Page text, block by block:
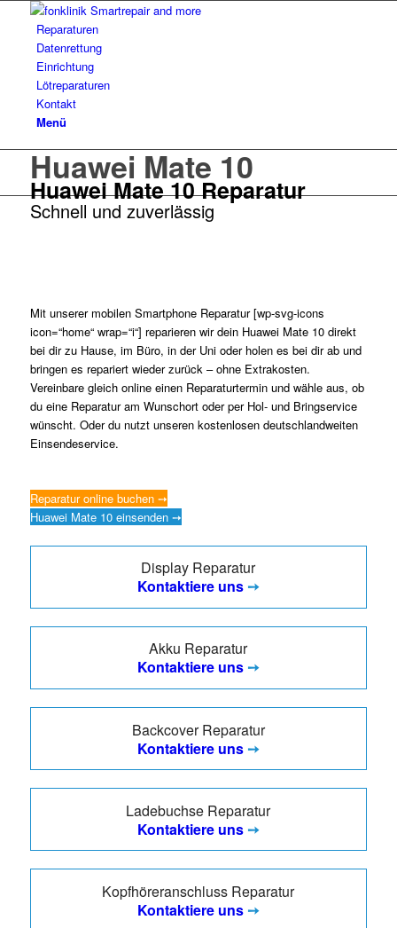
Reparaturen
Datenrettung
Einrichtung
Lötreparaturen
Kontakt
Menü
Huawei Mate 10
Huawei Mate 10 Reparatur
Schnell und zuverlässig
Mit unserer mobilen Smartphone Reparatur [wp-svg-icons
icon=“home“ wrap=“i“] reparieren wir dein Huawei Mate 10 direkt
bei dir zu Hause, im Büro, in der Uni oder holen es bei dir ab und
bringen es repariert wieder zurück – ohne Extrakosten.
Vereinbare gleich online einen Reparaturtermin und wähle aus, ob
du eine Reparatur am Wunschort oder per Hol- und Bringservice
wünscht. Oder du nutzt unseren kostenlosen deutschlandweiten
Einsendeservice.
Reparatur online buchen ➙
Huawei Mate 10 einsenden ➙
Display Reparatur
Kontaktiere uns ➙
Akku Reparatur
Kontaktiere uns ➙
Backcover Reparatur
Kontaktiere uns ➙
Ladebuchse Reparatur
Kontaktiere uns ➙
Kopfhöreranschluss Reparatur
Kontaktiere uns ➙